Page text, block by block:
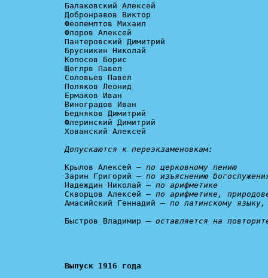
Балаковский Алексей
Добронравов Виктор
Феопемптов Михаил
Флоров Алексей
Пантеровский Димитрий
Брусникин Николай
Копосов Борис
Щеглрв Павел
Соловьев Павел
Поляков Леонид
Ермаков Иван
Виноградов Иван
Бедняков Димитрий
Флеринский Димитрий
Хованский Алексей
Допускаются к переэкзаменовкам:
Крылов Алексей – по церковному пению
Зарин Григорий – по изъяснению
Надеждин Николай – по арифметике
Скворцов Алексей – по арифметике,
Амасийский Геннадий – по латинскому
Быстров Владимир – оставляется на
Выпуск 1916 года